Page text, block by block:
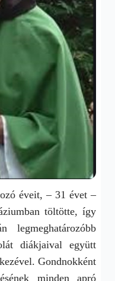
éveit, – 31 évet –
töltötte, így
legmeghatározóbb
diákjaival együtt
Gondnokként
minden apró